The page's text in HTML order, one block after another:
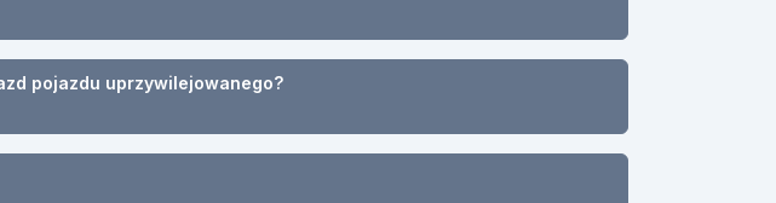
pojazdu uprzywilejowanego?